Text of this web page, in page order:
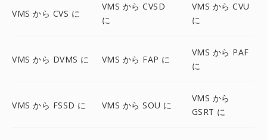
VMS から CVS に
VMS から CVSD
に
VMS から CVU
に
VMS から DVMS に VMS から FAP に
VMS から PAF
に
VMS から FSSD に VMS から SOU に
VMS から
GSRT に